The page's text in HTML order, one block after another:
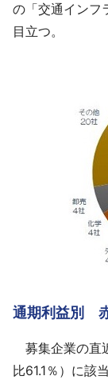
の「交通インフ
目立つ。
通期利益別
募集企業の直
比61.1％）に該